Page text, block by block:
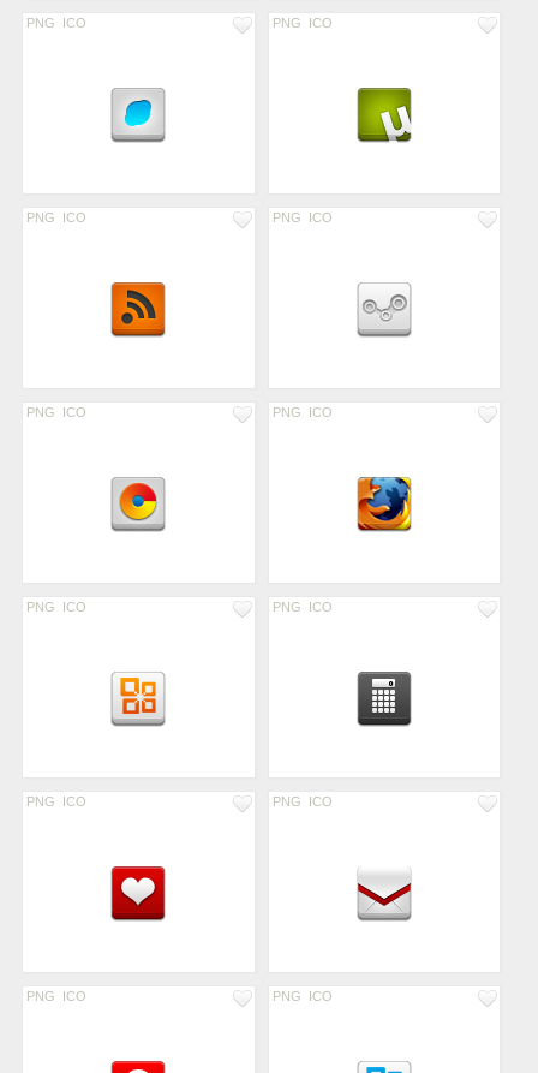
PNG ICO PNG ICO
PNG ICO PNG ICO
PNG ICO PNG ICO
PNG ICO PNG ICO
PNG ICO PNG ICO
PNG ICO PNG ICO